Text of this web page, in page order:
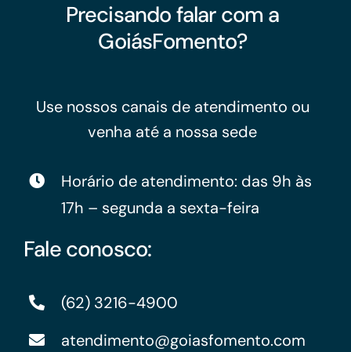
Precisando falar com a
GoiásFomento?
Use nossos canais de atendimento ou
venha até a nossa sede
Horário de atendimento: das 9h às
17h – segunda a sexta-feira
Fale conosco:
(62) 3216-4900
atendimento@goiasfomento.com